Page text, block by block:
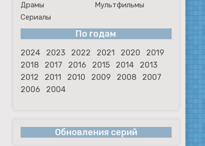
Драмы
Мультфильмы
Сериалы
По годам
2024 2023 2022 2021 2020
2019
2018
2017 2016 2015 2014
2013
2012
2011 2010 2009 2008
2007
2006
2004
Обновления серий